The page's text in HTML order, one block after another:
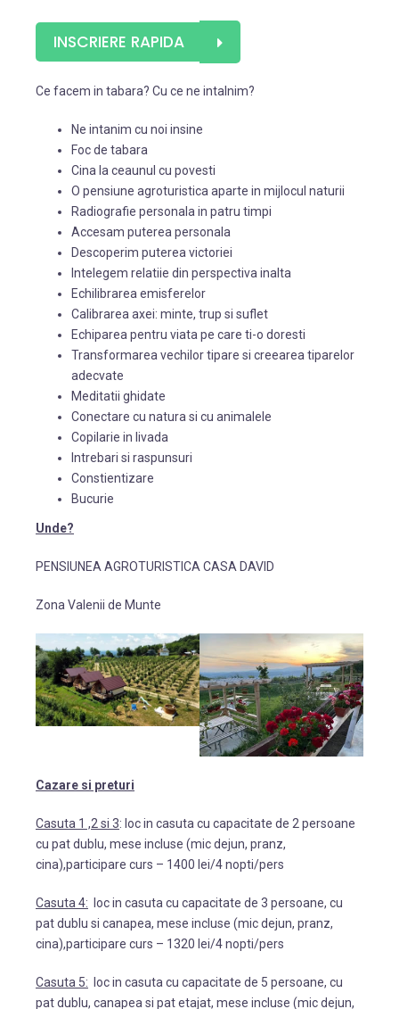
INSCRIERE RAPIDA
Ce facem in tabara? Cu ce ne intalnim?
Ne intanim cu noi insine
Foc de tabara
Cina la ceaunul cu povesti
O pensiune agroturistica aparte in mijlocul naturii
Radiografie personala in patru timpi
Accesam puterea personala
Descoperim puterea victoriei
Intelegem relatiie din perspectiva inalta
Echilibrarea emisferelor
Calibrarea axei: minte, trup si suflet
Echiparea pentru viata pe care ti-o doresti
Transformarea vechilor tipare si creearea tiparelor
adecvate
Meditatii ghidate
Conectare cu natura si cu animalele
Copilarie in livada
Intrebari si raspunsuri
Constientizare
Bucurie
Unde?
PENSIUNEA AGROTURISTICA CASA DAVID
Zona Valenii de Munte
Cazare si preturi
Casuta 1 ,2 si 3: loc in casuta cu capacitate de 2 persoane
cu pat dublu, mese incluse (mic dejun, pranz,
cina),participare curs – 1400 lei/4 nopti/pers
Casuta 4: loc in casuta cu capacitate de 3 persoane, cu
pat dublu si canapea, mese incluse (mic dejun, pranz,
cina),participare curs – 1320 lei/4 nopti/pers
Casuta 5: loc in casuta cu capacitate de 5 persoane, cu
pat dublu, canapea si pat etajat, mese incluse (mic dejun,